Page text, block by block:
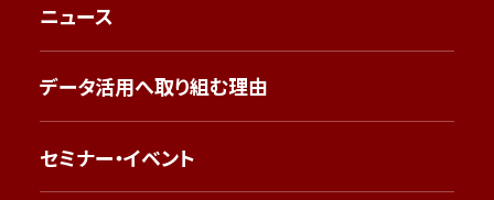
ニュース
データ活用へ取り組む理由
セミナー・イベント